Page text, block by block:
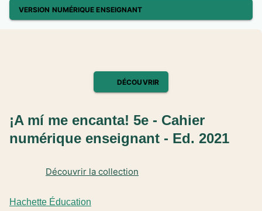
VERSION NUMÉRIQUE ENSEIGNANT
DÉCOUVRIR
Hachette Éducation
Découvrir la collection
¡A mí me encanta! 5e - Cahier
numérique enseignant - Ed. 2021